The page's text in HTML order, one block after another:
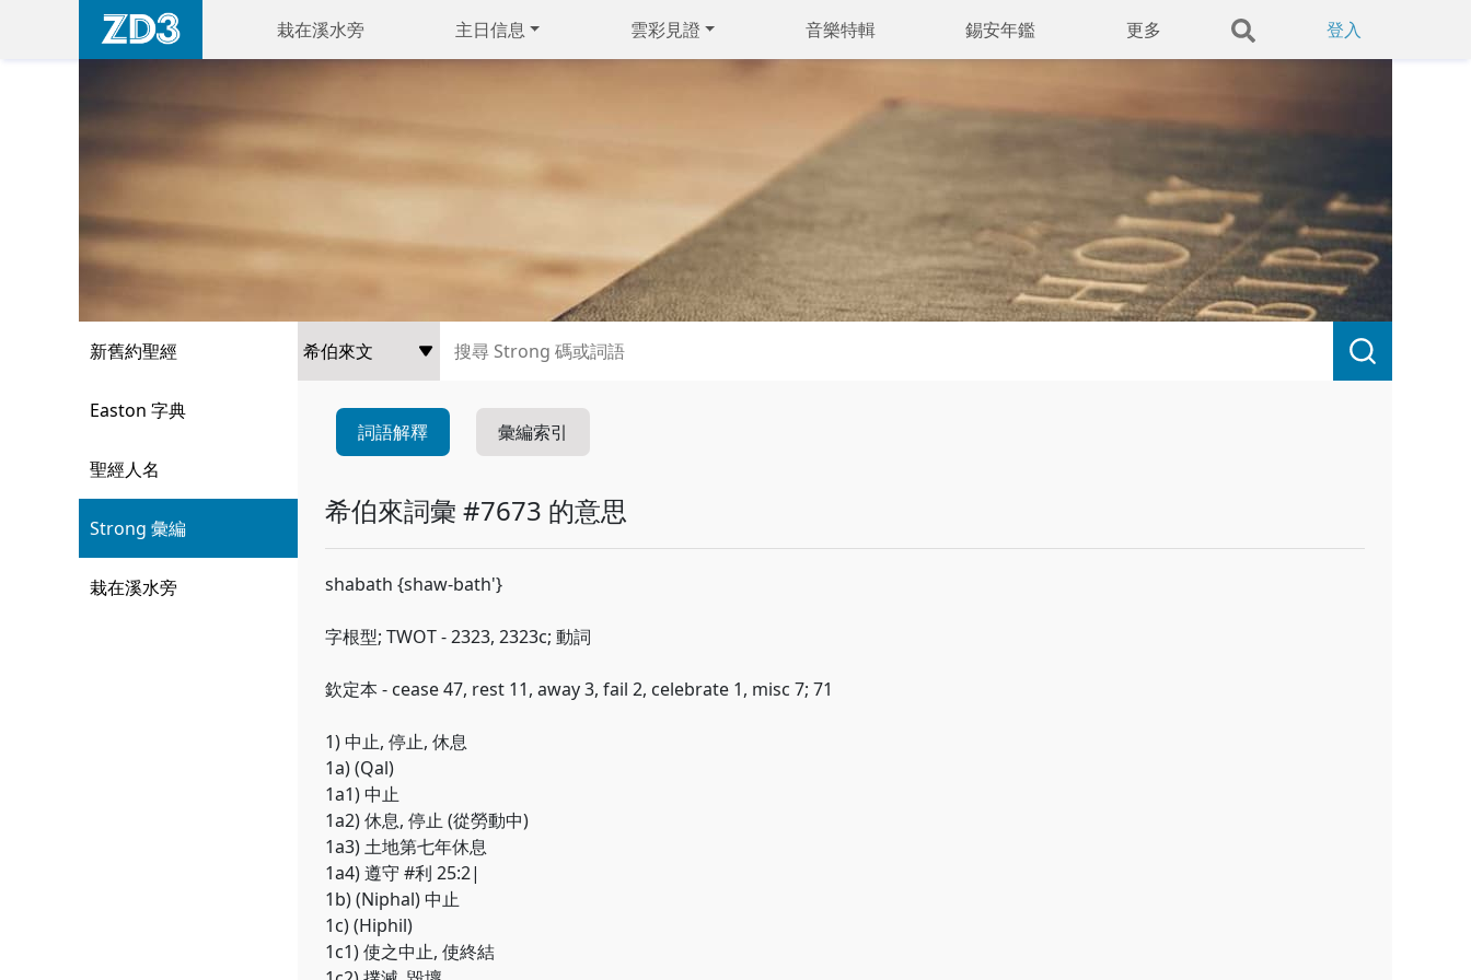
栽在溪水旁 主日信息 雲彩見證 音樂特輯 錫安年鑑 更多 登入
新舊約聖經
Easton 字典
聖經人名
Strong 彙編
栽在溪水旁
詞語解釋 彙編索引
希伯來詞彙 #7673 的意思
shabath {shaw-bath'}
字根型; TWOT - 2323, 2323c; 動詞
欽定本 - cease 47, rest 11, away 3, fail 2, celebrate 1, misc 7; 71
1) 中止, 停止, 休息
1a) (Qal)
1a1) 中止
1a2) 休息, 停止 (從勞動中)
1a3) 土地第七年休息
1a4) 遵守 #利 25:2|
1b) (Niphal) 中止
1c) (Hiphil)
1c1) 使之中止, 使終結